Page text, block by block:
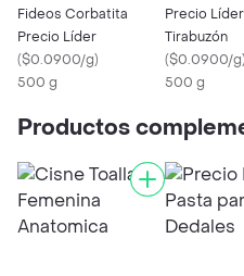
Fideos Corbatita
Precio Líder
($0.0900/g)
500 g
Precio
Tirabuzón
($0.0900/g)
500 g
Productos